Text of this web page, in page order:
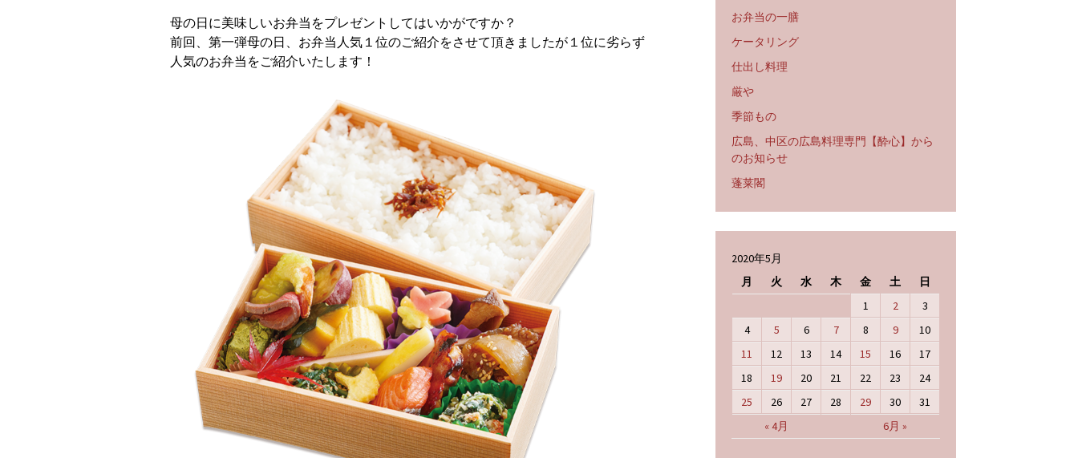
母の日に美味しいお弁当をプレゼントしてはいかがですか？
前回、第一弾母の日、お弁当人気１位のご紹介をさせて頂きましたが１位に劣らず
人気のお弁当をご紹介いたします！
お弁当の一膳
ケータリング
仕出し料理
厳や
季節もの
広島、中区の広島料理専門【酔心】から
のお知らせ
蓬莱閣
2020年5月
月
火 水 木 金 土 日
« 4月 6月 »
1 2
3
4
5 6 7 8 9
10
11
12 13 14 15 16
17
18
19 20 21 22 23
24
25
26 27 28 29 30 31